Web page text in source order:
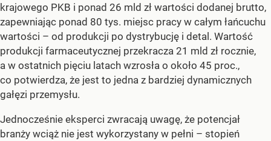
krajowego PKB i ponad 26 mld zł wartości dodanej brutto,
zapewniając ponad 80 tys. miejsc pracy w całym łańcuchu
wartości – od produkcji po dystrybucję i detal. Wartość
produkcji farmaceutycznej przekracza 21 mld zł rocznie,
a w ostatnich pięciu latach wzrosła o około 45 proc.,
co potwierdza, że jest to jedna z bardziej dynamicznych
gałęzi przemysłu.
Jednocześnie eksperci zwracają uwagę, że potencjał
branży wciąż nie jest wykorzystany w pełni – stopień